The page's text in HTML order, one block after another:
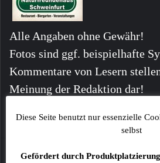
Alle Angaben ohne Gewähr!
Fotos sind ggf. beispielhafte
Kommentare von Lesern
Meinung der Redaktion dar!
Diese Seite benutzt nur essenzielle
selbst
Gefördert durch